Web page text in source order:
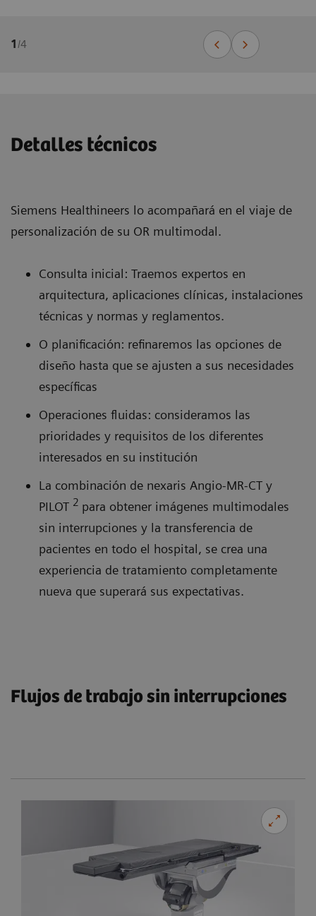
1/4
Detalles técnicos
Siemens Healthineers lo acompañará en el viaje de
personalización de su OR multimodal.
Consulta inicial: Traemos expertos en
arquitectura, aplicaciones clínicas, instalaciones
técnicas y normas y reglamentos.
O planificación: refinaremos las opciones de
diseño hasta que se ajusten a sus necesidades
específicas
Operaciones fluidas: consideramos las
prioridades y requisitos de los diferentes
interesados en su institución
La combinación de nexaris Angio-MR-CT y
PILOT 2 para obtener imágenes multimodales
sin interrupciones y la transferencia de
pacientes en todo el hospital, se crea una
experiencia de tratamiento completamente
nueva que superará sus expectativas.
Flujos de trabajo sin interrupciones